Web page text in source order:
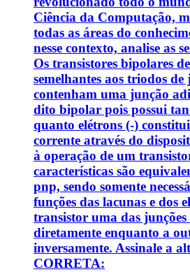
Ciência da Computação,
todas as áreas do
nesse contexto, analise as
Os transistores bipolares
semelhantes aos triodos
contenham uma junção
dito bipolar pois possui
quanto elétrons (-)
corrente através do
à operação de um
características são
pnp, sendo somente
funções das lacunas e dos
transistor uma das
diretamente enquanto a
inversamente. Assinale a
CORRETA: